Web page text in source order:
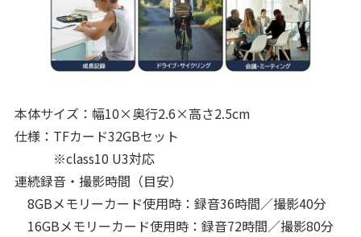
本体サイズ：幅10×奥行2.6×高さ2.5cm
仕様：TFカード32GBセット
※class10 U3対応
連続録音・撮影時間（目安）
8GBメモリーカード使用時：録音36時間／撮影40分
16GBメモリーカード使用時：録音72時間／撮影80分